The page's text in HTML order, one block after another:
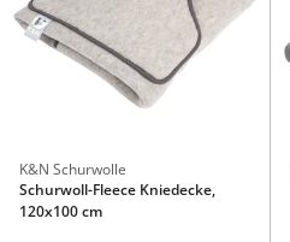
K&N Schurwolle
Schurwoll-Fleece Kniedecke,
120x100 cm